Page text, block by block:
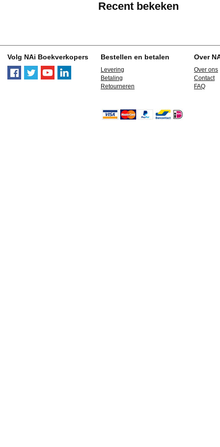
Recent bekeken
Volg NAi Boekverkopers Bestellen en betalen
Levering
Betaling
Retourneren
Over
Over ons
Contact
FAQ